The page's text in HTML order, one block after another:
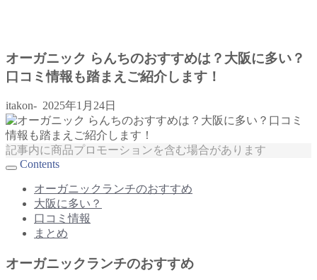
オーガニック らんちのおすすめは？大阪に多い？
口コミ情報も踏まえご紹介します！
itakon- 2025年1月24日
記事内に商品プロモーションを含む場合があります
Contents
オーガニックランチのおすすめ
大阪に多い？
口コミ情報
まとめ
オーガニックランチのおすすめ